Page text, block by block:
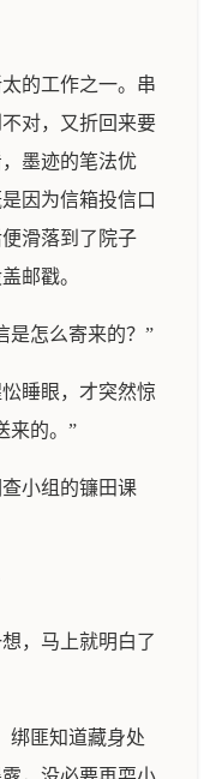
的工作之一。串
对，又折回来要
墨迹的笔法优
因为信箱投信口
滑落到了院子
邮戳。
是怎么寄来的？”
睡眼，才突然惊
来的。”
小组的镰田课
，马上就明白了
绑匪知道藏身处